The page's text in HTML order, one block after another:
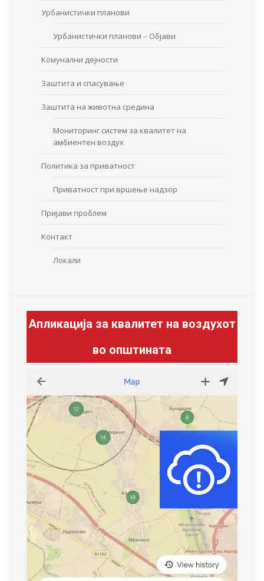
Урбанистички планови
Урбанистички планови – Објави
Комунални дејности
Заштита и спасување
Заштита на животна средина
Мониторинг систем за квалитет на
амбиентен воздух
Политика за приватност
Приватност при вршење надзор
Пријави проблем
Контакт
Локали
Апликација за квалитет на воздухот
во општината